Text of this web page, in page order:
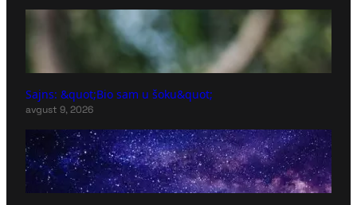
Sajns: &quot;Bio sam u šoku&quot;
avgust 9, 2026